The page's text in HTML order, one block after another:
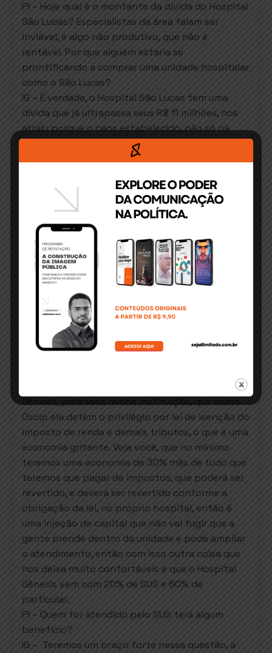
PI – Hoje qual é o montante da dívida do Hospital
São Lucas? Especialistas da área falam ser
inviável, é algo não produtivo, que não é
rentável. Por que alguém estaria se
prontificando a comprar uma unidade hospitalar
como o São Lucas?
IG – É verdade, o Hospital São Lucas tem uma
dívida que já ultrapassa seus R$ 11 milhões, nos
atraiu porque o caos estabelecido, não só na
nossa cidade, mas no próprio país, nos mobiliza a
tomar uma postura, uma decisão, a gente não
isso, eu quero que todos que estão nos ouvindo
não entendam como discurso político, porque eu
não sou político e não sou candidato a nenhum
cargo eletivo, mas respeito esse meio demais e
estamos numa busca de melhoria, né?
PI – Como pretende construir o novo hospital?
IG- Nós estamos trazendo um novo projeto para
hospitais, e estimamos que esse projeto possa
virar um casenacional e ser espelho, isso eu lhe
digo sem nenhuma preocupação em ser mal
interpretado como orgulhoso, tá, eu digo porque
Gênesis, para essa minha instituição, que como
Oscip ela detém o privilégio por lei de isenção do
imposto de renda e demais tributos, o que é uma
economia gritante. Veja você, que no mínimo
teremos uma economia de 30% mês de tudo que
teremos que pagar de impostos, que poderá ser
revertido, e deverá ser revertido conforme a
obrigação da lei, no próprio hospital, então é
uma injeção de capital que não vai fugir que a
gente prende dentro da unidade e pode ampliar
o atendimento, então com isso outra coisa que
nos deixa muito confortáveis é que o Hospital
Gênesis vem com 20% de SUS e 80% de
particular.
PI – Quem for atendido pelo SUS terá algum
benefício?
IG – Teremos um braço forte nessa questão, a